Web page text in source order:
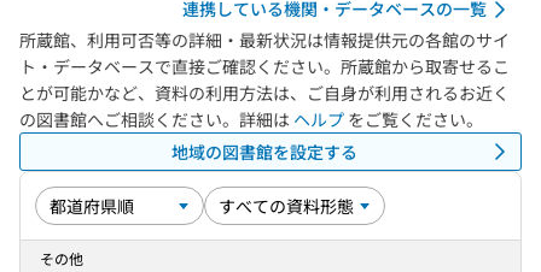
連携している機関・データベースの一覧
所蔵館、利用可否等の詳細・最新状況は情報提供元の各館のサイ
ト・データベースで直接ご確認ください。所蔵館から取寄せるこ
とが可能かなど、資料の利用方法は、ご自身が利用されるお近く
の図書館へご相談ください。詳細は ヘルプ をご覧ください。
地域の図書館を設定する
その他